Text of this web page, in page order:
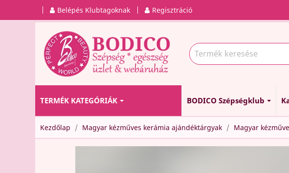
Belépés Klubtagoknak Regisztráció
TERMÉK KATEGÓRIÁK BODICO Szépségklub
Kezdőlap Magyar kézműves kerámia ajándéktárgyak Magyar